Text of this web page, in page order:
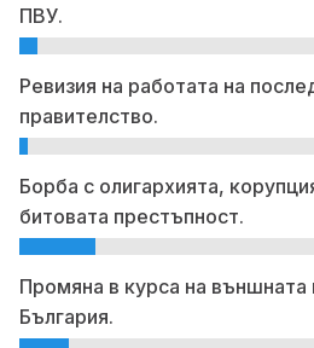
ПВУ.
Ревизия на работата на
правителство.
Борба с олигархията,
битовата престъпност.
Промяна в курса на външната
България.